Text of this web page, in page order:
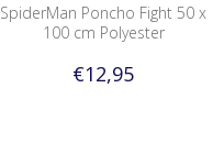
SpiderMan Poncho Fight 50 x
100 cm Polyester
€12,95